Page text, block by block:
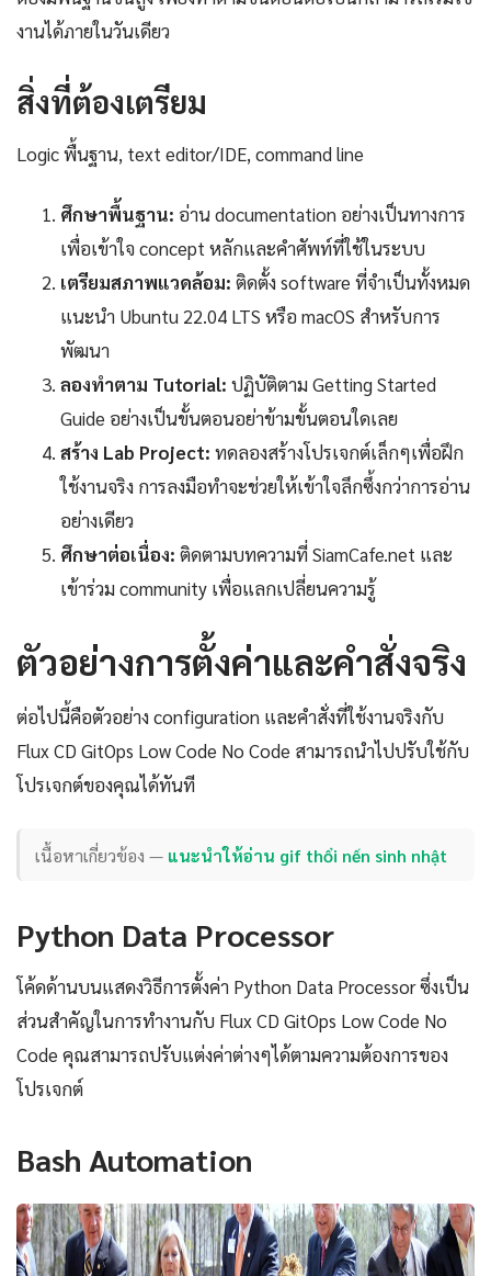
งานได้ภายในวันเดียว
สิ่งที่ต้องเตรียม
Logic พื้นฐาน, text editor/IDE, command line
ศึกษาพื้นฐาน: อ่าน documentation อย่างเป็นทางการ
เพื่อเข้าใจ concept หลักและคำศัพท์ที่ใช้ในระบบ
เตรียมสภาพแวดล้อม: ติดตั้ง software ที่จำเป็นทั้งหมด
แนะนำ Ubuntu 22.04 LTS หรือ macOS สำหรับการ
พัฒนา
ลองทำตาม Tutorial: ปฏิบัติตาม Getting Started
Guide อย่างเป็นขั้นตอนอย่าข้ามขั้นตอนใดเลย
สร้าง Lab Project: ทดลองสร้างโปรเจกต์เล็กๆเพื่อฝึก
ใช้งานจริง การลงมือทำจะช่วยให้เข้าใจลึกซึ้งกว่าการอ่าน
อย่างเดียว
ศึกษาต่อเนื่อง: ติดตามบทความที่ SiamCafe.net และ
เข้าร่วม community เพื่อแลกเปลี่ยนความรู้
ตัวอย่างการตั้งค่าและคำสั่งจริง
ต่อไปนี้คือตัวอย่าง configuration และคำสั่งที่ใช้งานจริงกับ
Flux CD GitOps Low Code No Code สามารถนำไปปรับใช้กับ
โปรเจกต์ของคุณได้ทันที
เนื้อหาเกี่ยวข้อง — แนะนำให้อ่าน gif thổi nến sinh nhật
Python Data Processor
โค้ดด้านบนแสดงวิธีการตั้งค่า Python Data Processor ซึ่งเป็น
ส่วนสำคัญในการทำงานกับ Flux CD GitOps Low Code No
Code คุณสามารถปรับแต่งค่าต่างๆได้ตามความต้องการของ
โปรเจกต์
Bash Automation